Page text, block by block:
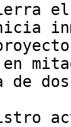
en
de